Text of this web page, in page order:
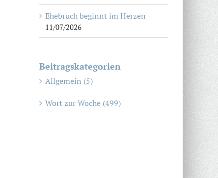
Ehebruch beginnt im Herzen
11/07/2026
Beitragskategorien
Allgemein (5)
Wort zur Woche (499)